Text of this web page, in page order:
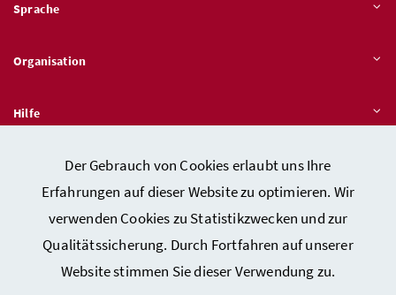
Der Gebrauch von Cookies erlaubt uns Ihre
Erfahrungen auf dieser Website zu optimieren. Wir
verwenden Cookies zu Statistikzwecken und zur
Qualitätssicherung. Durch Fortfahren auf unserer
Website stimmen Sie dieser Verwendung zu.
Sprache
Organisation
Hilfe
Quicklinks